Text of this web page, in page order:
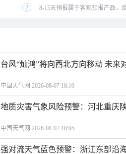
8-15天预报属于客观预报产品，
台风“灿鸿”将向西北方向移动 未来
中国天气网 2026-08-07 18:10
地质灾害气象风险预警：河北重庆
中国天气网 2026-08-07 18:05
强对流天气蓝色预警：浙江东部沿